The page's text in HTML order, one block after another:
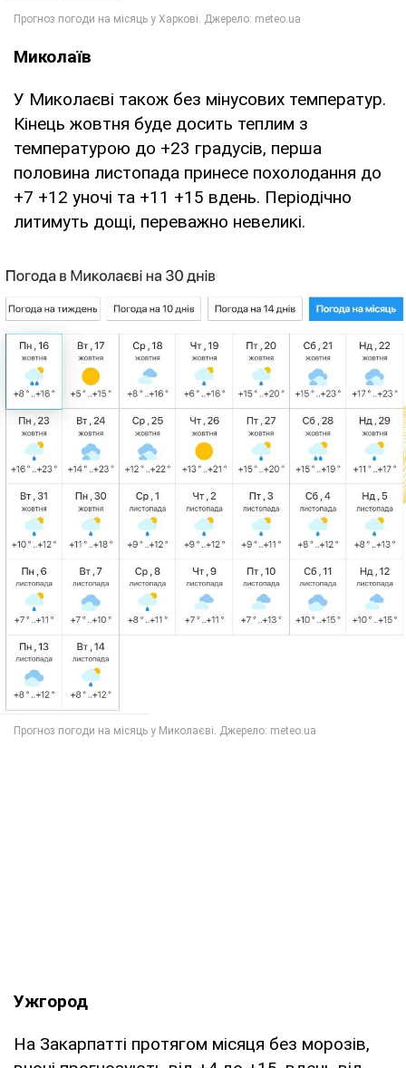
Миколаїв
У Миколаєві також без мінусових температур.
Кінець жовтня буде досить теплим з
температурою до +23 градусів, перша
половина листопада принесе похолодання до
+7 +12 уночі та +11 +15 вдень. Періодічно
литимуть дощі, переважно невеликі.
Ужгород
На Закарпатті протягом місяця без морозів,